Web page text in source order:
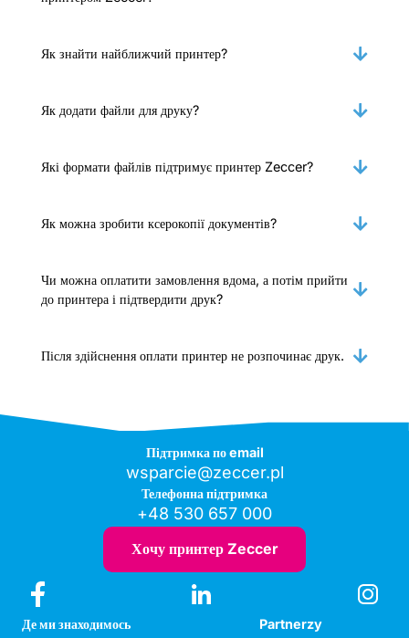
Як знайти найближчий принтер?
Як додати файли для друку?
Які формати файлів підтримує принтер Zeccer?
Як можна зробити ксерокопії документів?
Чи можна оплатити замовлення вдома, а потім прийти
до принтера і підтвердити друк?
Після здійснення оплати принтер не розпочинає друк.
Підтримка по email
wsparcie@zeccer.pl
Телефонна підтримка
+48 530 657 000
Хочу принтер Zeccer
Де ми знаходимось
Partnerzy